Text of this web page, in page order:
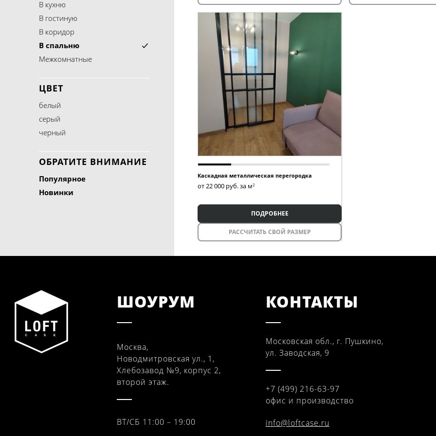
В кухню
В гостиную
В коридор
В спальню
Межкомнатные
ЦВЕТ
белый
серый
черный
ОБРАТИТЕ ВНИМАНИЕ
Популярное
Новинки
Каскадная металлическая перегородка
от 22 000 руб. за м2
ПОДРОБНЕЕ
РАССЧИТАТЬ СВОЙ РАЗМЕР
ШОУРУМ
Москва,
Новодмитровская ул., 1,
Хлебозавод №9, корпус 2,
второй этаж.
ВТ/СБ 11:00 – 19:00
КОНТАКТЫ
Московская обл., г. Пушкино,
ул. Заводская, 9
+7 (499) 216-63-97
офис и производство
info@loftcase.ru